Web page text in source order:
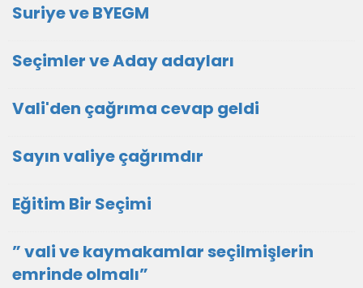
Suriye ve BYEGM
Seçimler ve Aday adayları
Vali'den çağrıma cevap geldi
Sayın valiye çağrımdır
Eğitim Bir Seçimi
” vali ve kaymakamlar seçilmişlerin
emrinde olmalı”